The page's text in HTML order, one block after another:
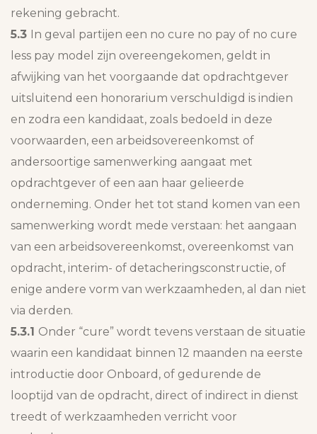
rekening gebracht.
5.3 In geval partijen een no cure no pay of no cure
less pay model zijn overeengekomen, geldt in
afwijking van het voorgaande dat opdrachtgever
uitsluitend een honorarium verschuldigd is indien
en zodra een kandidaat, zoals bedoeld in deze
voorwaarden, een arbeidsovereenkomst of
andersoortige samenwerking aangaat met
opdrachtgever of een aan haar gelieerde
onderneming. Onder het tot stand komen van een
samenwerking wordt mede verstaan: het aangaan
van een arbeidsovereenkomst, overeenkomst van
opdracht, interim- of detacheringsconstructie, of
enige andere vorm van werkzaamheden, al dan niet
via derden.
5.3.1 Onder “cure” wordt tevens verstaan de situatie
waarin een kandidaat binnen 12 maanden na eerste
introductie door Onboard, of gedurende de
looptijd van de opdracht, direct of indirect in dienst
treedt of werkzaamheden verricht voor